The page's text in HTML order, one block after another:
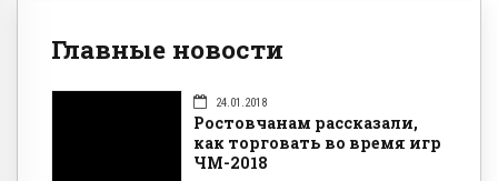
Главные новости
24.01.2018
Ростовчанам рассказали,
как торговать во время игр
ЧМ-2018